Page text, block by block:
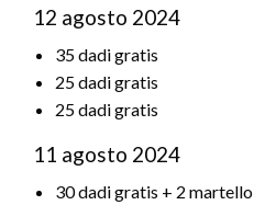
12 agosto 2024
35 dadi gratis
25 dadi gratis
25 dadi gratis
11 agosto 2024
30 dadi gratis + 2 martello